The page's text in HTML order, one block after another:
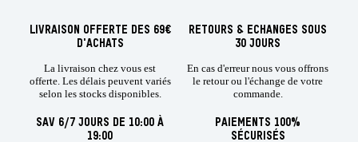
LIVRAISON OFFERTE DES 69€
D'ACHATS
La livraison chez vous est
offerte. Les délais peuvent variés
selon les stocks disponibles.
RETOURS & ECHANGES SOUS
30 JOURS
En cas d'erreur nous vous offrons
le retour ou l'échange de votre
commande.
SAV 6/7 JOURS DE 10:00 À
19:00
PAIEMENTS 100%
SÉCURISÉS